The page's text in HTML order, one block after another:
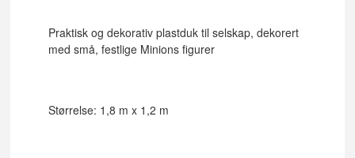
Praktisk og dekorativ plastduk til selskap, dekorert
med små, festlige Minions figurer
Størrelse: 1,8 m x 1,2 m